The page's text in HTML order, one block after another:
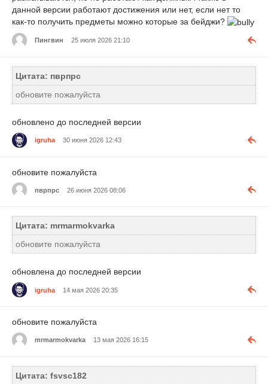
данной версии работают достижения или нет, если нет то
как-то получить предметы можно которые за бейджи?
Пингвин 25 июля 2026 21:10
Цитата: пврпрс
обновите пожалуйста
обновлено до последней версии
igruha 30 июня 2026 12:43
обновите пожалуйста
пврпрс 26 июня 2026 08:06
Цитата: mrmarmokvarka
обновите пожалуйста
обновлена до последней версии
igruha 14 мая 2026 20:35
обновите пожалуйста
mrmarmokvarka 13 мая 2026 16:15
Цитата: fsvsc182